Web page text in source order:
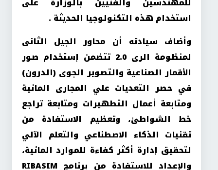
استخدام هذه التكنولوجيا الحديثة .
وأضاف سيادته أن محاور الجيل الثانى
لمنظومة الرى 2.0 تتضمن إستخدام صور
الأقمار الصناعية والتصوير الجوى (الدرون)
في حصر التعديات علي المجارى المائية
ومتابعة أعمال التطهيرات ومتابعة تراجع
خط الشواطئ، وتعظيم الاستفادة من
تقنيات الذكاء الاصطناعي والتعلم الآلي
لتحقيق إدارة أكثر كفاءة للموارد المائية،
والإعداد للاستفادة من برنامج RIBASIM